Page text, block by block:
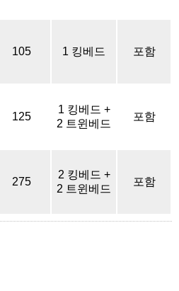
105 1 킹베드 포함
125
1 킹베드 +
2 트윈베드
포함
275
2 킹베드 +
2 트윈베드
포함